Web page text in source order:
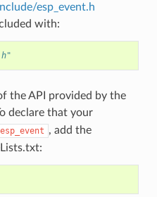
esp_event.h
with:
the API provided by the
declare that your
esp_event , add the